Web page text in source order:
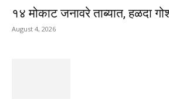
१४ मोकाट जनावरे ताब्यात, हळदा
August 4, 2026